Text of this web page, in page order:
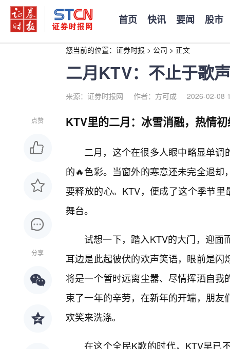
首页 快讯 要闻 股市
您当前的位置： 证券时报 > 公司 > 正文
二月KTV：不止于歌
来源：证券时报网 作者：方可成 2026-02-08
点赞
分享
KTV里的二月：冰雪消融，热情
二月，这个在很多人眼中略显单
的🔥色彩。当窗外的寒意还未完全退
要释放的心。KTV，便成了这个季节
舞台。
试想一下，踏入KTV的大门，迎面
耳边是此起彼伏的欢声笑语，眼前是
将是一个暂时远离尘嚣、尽情挥洒自
束了一年的辛劳，在新年的开端，朋
欢笑来洗涤。
在这个全民K歌的时代，KTV早已